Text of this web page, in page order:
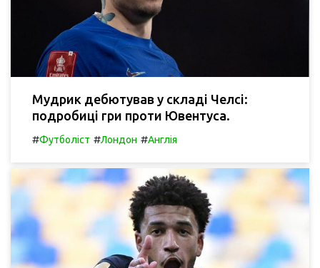
Мудрик дебютував у складі Челсі:
подробиці гри проти Ювентуса.
#Футболіст #Лондон #Англія